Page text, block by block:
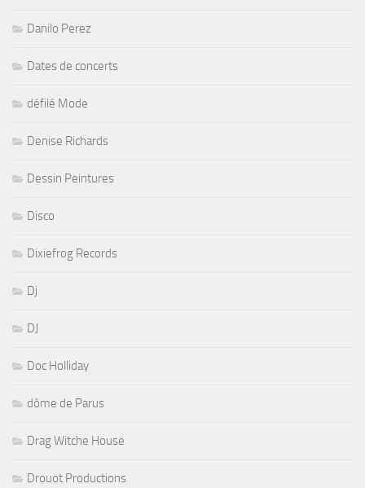
Danilo Perez
Dates de concerts
défilé Mode
Denise Richards
Dessin Peintures
Disco
Dixiefrog Records
Dj
DJ
Doc Holliday
dôme de Parus
Drag Witche House
Drouot Productions